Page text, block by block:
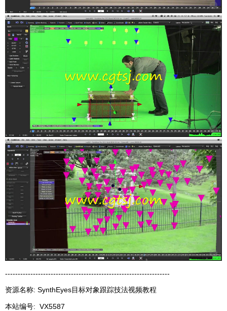
-----------------------------------------------------------------
资源名称: SynthEyes目标对象跟踪技法视频教程
本站编号: VX5587